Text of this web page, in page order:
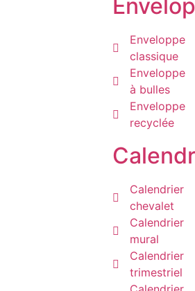
Enveloppe
classique
Enveloppe
à bulles
Enveloppe
recyclée
Calendrier
chevalet
Calendrier
mural
Calendrier
trimestriel